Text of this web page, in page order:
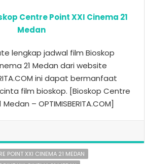
Centre Point XXI Cinema 21
Medan
lengkap jadwal film Bioskop
21 Medan dari website
ini dapat bermanfaat
film bioskop. [Bioskop Centre
– OPTIMISBERITA.COM]
POINT XXI CINEMA 21 MEDAN